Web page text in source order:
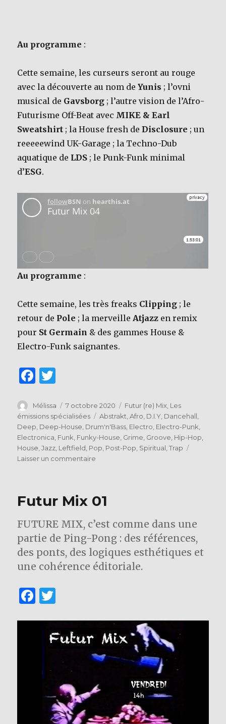
Au programme :
Cette semaine, les curseurs seront au rouge
avec la découverte au nom deYunis ; l’ovni
musical de Gavsborg ; l’autre vision de l’Afro-
Futurisme Off-Beat avec MIKE & Earl
Sweatshirt ; la House fresh deDisclosure ; un
reeeeewind UK-Garage ; la Techno-Dub
aquatique de LDS ; le Punk-Funk minimal
d’ESG.
Au programme :
Cette semaine, les très freaks Clipping ; le
retour de Pole ; la merveille Atjazz en remix
pour St Germain & des gammes House &
Electro-Funk saignantes.
F
c
e
b
o
it
te
r
Auteur
Mélissa
Publié
le
7 octobre 2020 Catégories
Futur (re) Mix Les
émissions spécialisées
Étiquettes
Abstrakt ,Afro D.I.Y Dancehall
Deep Deep-House Drum'n'Bass Electro Electro-Punk
Electronica Funk Funky-House Grime Groove Hip-Hop
House ,Jazz Leftfield Pop Post-Pop Spiritual ,Trap
Laisser un commentaire
–
septembre
Futur Mix 01
FUTURE MIX, c’est comme dans une
partie de Ping-Pong : des références,
des ponts, des logiques esthétiques et
une cohérence éditoriale.
F
o
o
it
te
r